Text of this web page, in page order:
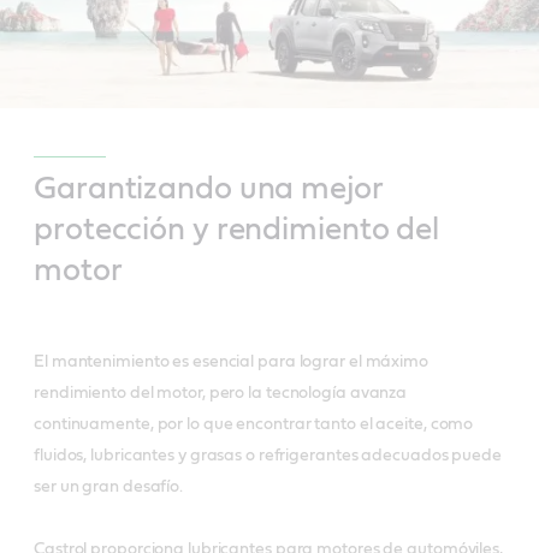
Garantizando una mejor
protección y rendimiento del
motor
El mantenimiento es esencial para lograr el máximo
rendimiento del motor, pero la tecnología avanza
continuamente, por lo que encontrar tanto el aceite, como
fluidos, lubricantes y grasas o refrigerantes adecuados puede
ser un gran desafío.